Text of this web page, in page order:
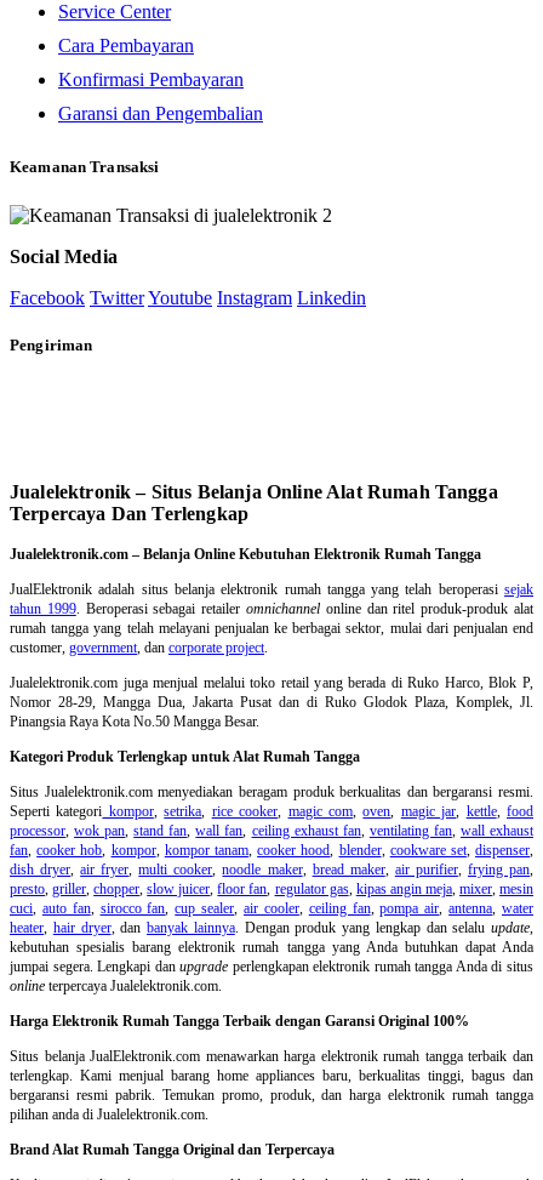
Service Center
Cara Pembayaran
Konfirmasi Pembayaran
Garansi dan Pengembalian
Keamanan Transaksi
Social Media
Facebook TwitterYoutube Instagram Linkedin
Pengiriman
Jualelektronik – Situs Belanja Online Alat Rumah Tangga
Terpercaya Dan Terlengkap
Jualelektronik.com – Belanja Online Kebutuhan Elektronik Rumah Tangga
JualElektronik adalah situs belanja elektronik rumah tanggayang telah beroperasisejak
tahun 1999. Beroperasi sebagai retaileromnichannel online dan ritel produk-produk alat
rumah tangga yang telah melayani penjualan ke berbagai sektor, mulai dari penjualan end
customer, government, dan corporate project.
Jualelektronik.com juga menjual melalui toko retail yang berada di Ruko Harco, Blok P,
Nomor 28-29, Mangga Dua, Jakarta Pusat dan di Ruko Glodok Plaza, Komplek, Jl.
Pinangsia Raya Kota No.50 Mangga Besar.
Kategori Produk Terlengkap untuk Alat Rumah Tangga
Situs Jualelektronik.com menyediakan beragam produk berkualitas dan bergaransi resmi.
Seperti kategori kompor,setrika, rice cooker, magic com,oven, magic jar, kettle,food
processor,wok pan,stand fan,wall fan, ceiling exhaust fan, ventilating fan, wall exhaust
fan,cooker hob, kompor, kompor tanam,cooker hood, blender, cookware set,dispenser,
dish dryer,air fryer,multi cooker,noodle maker, bread maker, air purifier, frying pan,
presto,griller,chopper,slow juicer,floor fan, regulator gas, kipas angin meja, mixer,mesin
cuci, auto fan, sirocco fan,cup sealer,air cooler, ceiling fan,pompa air,antenna,water
heater, hair dryer, dan banyak lainnya. Dengan produk yang lengkap dan selalu update,
kebutuhan spesialis barang elektronik rumah tangga yang Anda butuhkan dapat Anda
jumpai segera. Lengkapi danupgrade perlengkapan elektronik rumah tangga Anda di situs
online terpercaya Jualelektronik.com.
Harga Elektronik Rumah Tangga Terbaik dengan Garansi Original 100%
Situs belanjaJualElektronik.com menawarkan harga elektronik rumah tangga terbaik dan
terlengkap. Kami menjual barang home appliances baru, berkualitas tinggi, bagus dan
bergaransi resmi pabrik. Temukan promo, produk, dan harga elektronik rumah tangga
pilihan anda di Jualelektronik.com.
Brand Alat Rumah Tangga Original dan Terpercaya